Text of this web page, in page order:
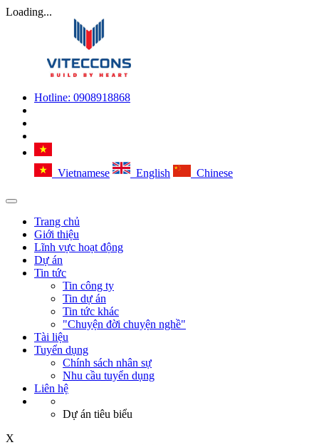
Loading...
Hotline: 0908918868
Vietnamese English Chinese
Trang chủ
Giới thiệu
Lĩnh vực hoạt động
Dự án
Tin tức
Tin công ty
Tin dự án
Tin tức khác
"Chuyện đời chuyện nghề"
Tài liệu
Tuyển dụng
Chính sách nhân sự
Nhu cầu tuyển dụng
Liên hệ
Dự án tiêu biểu
X